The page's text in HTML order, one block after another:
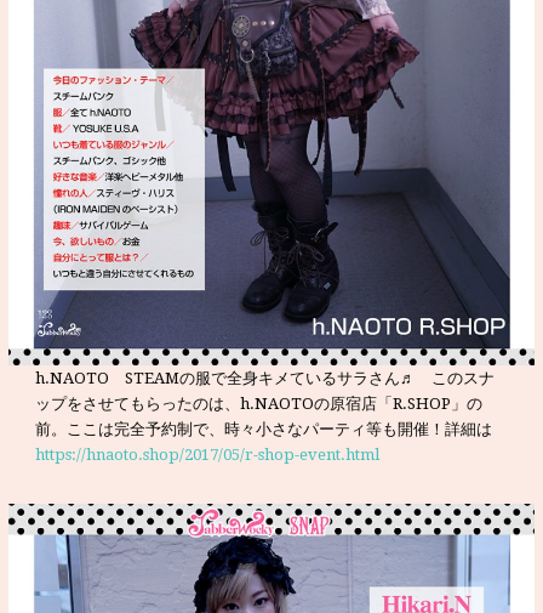
h.NAOTO STEAMの服で全身キメているサラさん♬ このスナ
ップをさせてもらったのは、h.NAOTOの原宿店「R.SHOP」の
前。ここは完全予約制で、時々小さなパーティ等も開催！詳細は
https://hnaoto.shop/2017/05/r-shop-event.html